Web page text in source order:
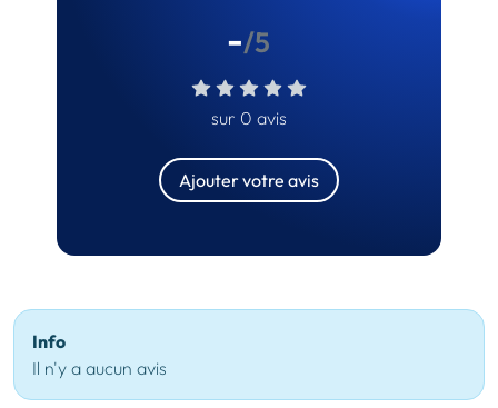
-/5
sur 0 avis
Ajouter votre avis
Info
Il n'y a aucun avis